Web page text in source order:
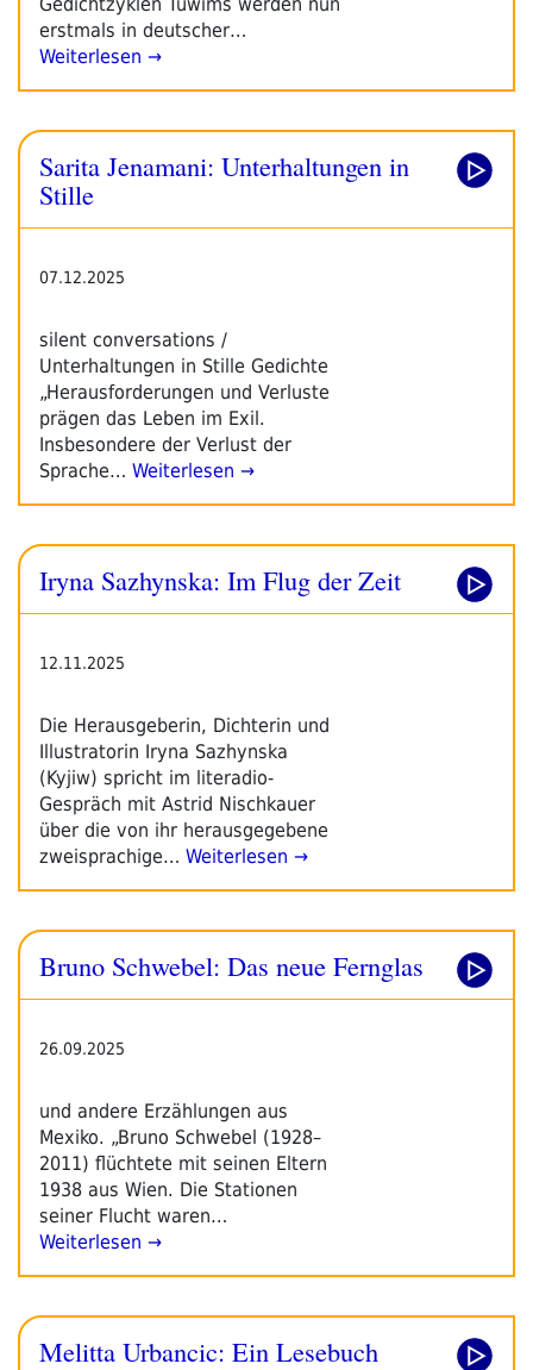
erstmals in deutscher…
Weiterlesen →
Sarita Jenamani: Unterhaltungen in
Stille
07.12.2025
silent conversations /
Unterhaltungen in Stille Gedichte
„Herausforderungen und Verluste
prägen das Leben im Exil.
Insbesondere der Verlust der
Sprache… Weiterlesen →
Iryna Sazhynska: Im Flug der Zeit
12.11.2025
Die Herausgeberin, Dichterin und
Illustratorin Iryna Sazhynska
(Kyjiw) spricht im literadio-
Gespräch mit Astrid Nischkauer
über die von ihr herausgegebene
zweisprachige… Weiterlesen →
Bruno Schwebel: Das neue Fernglas
26.09.2025
und andere Erzählungen aus
Mexiko. „Bruno Schwebel (1928–
2011) flüchtete mit seinen Eltern
1938 aus Wien. Die Stationen
seiner Flucht waren…
Weiterlesen →
Melitta Urbancic: Ein Lesebuch